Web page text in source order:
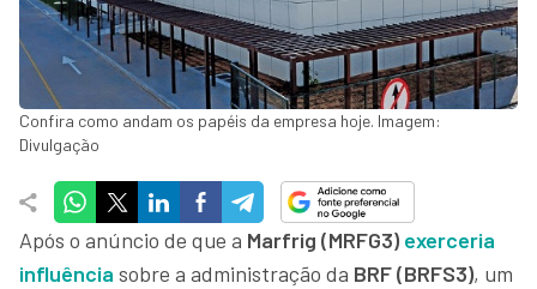
Confira como andam os papéis da empresa hoje. Imagem:
Divulgação
Após o anúncio de que a Marfrig (MRFG3) exerceria
influência sobre a administração da BRF (BRFS3), um